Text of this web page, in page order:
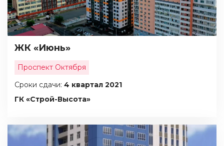
ЖК «Июнь»
Проспект Октября
Сроки сдачи: 4 квартал 2021
ГК «Строй-Высота»